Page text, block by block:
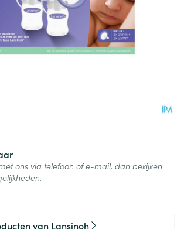
ons via telefoon of e-mail, dan bekijken
van Lansinoh